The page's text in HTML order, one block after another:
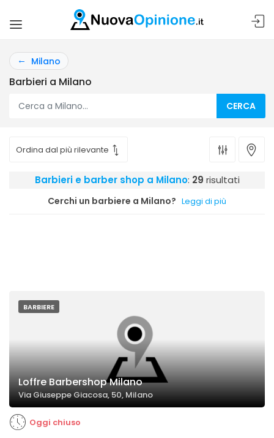
Milano
Barbieri a Milano
CERCA
Barbieri e barber shop a Milano: 29 risultati
Cerchi un barbiere a Milano? Leggi di più
BARBIERE
Loffre Barbershop Milano
Via Giuseppe Giacosa, 50, Milano
Oggi chiuso